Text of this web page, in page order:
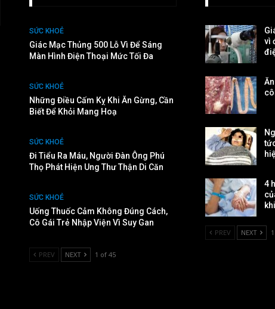
SỨC KHOẺ
Giác Mạc Thủng 500 Lỗ Vì Để Sáng
Màn Hình Điện Thoại Mức Tối Đa
SỨC KHOẺ
Những Điều Cấm Kỵ Khi Ăn Gừng, Cần
Biết Để Khỏi Mang Hoạ
SỨC KHOẺ
Đi Tiểu Ra Máu, Người Đàn Ông Phú
Thọ Phát Hiện Ung Thư Thận Di Căn
SỨC KHOẺ
Uống Thuốc Cảm Không Đúng Cách,
Cô Gái Trẻ Nhập Viện Vì Suy Gan
PREV NEXT 1 of 45
vì
4
PREV NEXT